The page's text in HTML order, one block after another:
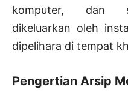
komputer, dan
dikeluarkan oleh
dipelihara di tempat
Pengertian Arsip